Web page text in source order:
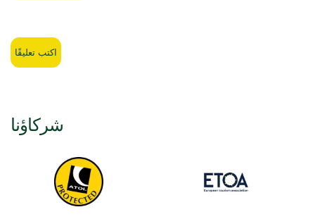
اكتب تعليقًا
شركاؤنا